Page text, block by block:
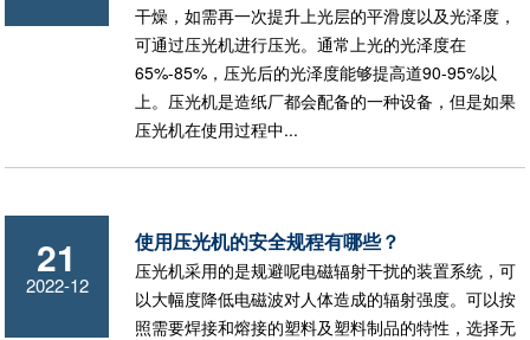
干燥，如需再一次提升上光层的平滑度以及光泽度，
可通过压光机进行压光。通常上光的光泽度在
65%-85%，压光后的光泽度能够提高道90-95%以
上。压光机是造纸厂都会配备的一种设备，但是如果
压光机在使用过程中...
21
2022-12
使用压光机的安全规程有哪些？
压光机采用的是规避呢电磁辐射干扰的装置系统，可
以大幅度降低电磁波对人体造成的辐射强度。可以按
照需要焊接和熔接的塑料及塑料制品的特性，选择无